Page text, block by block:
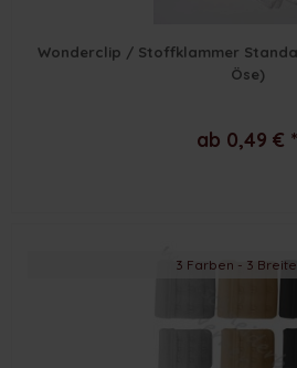
Wonderclip / Stoffklammer
Öse)
ab 0,49 € *
3 Farben - 3